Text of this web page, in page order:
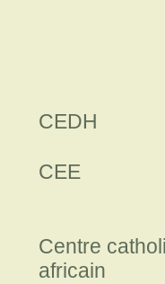
CEDH
CEE
Centre
africain